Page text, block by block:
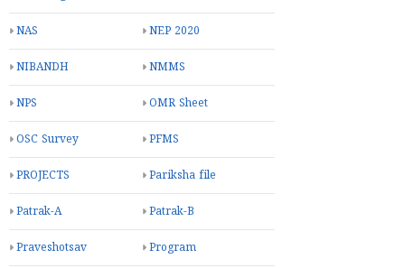
NAS NEP 2020
NIBANDH NMMS
NPS OMR Sheet
OSC Survey PFMS
PROJECTS Pariksha file
Patrak-A Patrak-B
Praveshotsav Program